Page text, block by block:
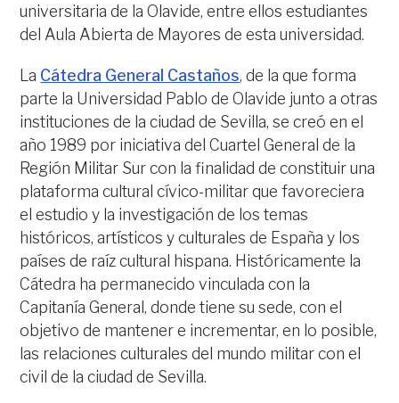
universitaria de la Olavide, entre ellos estudiantes
del Aula Abierta de Mayores de esta universidad.
La Cátedra General Castaños, de la que forma
parte la Universidad Pablo de Olavide junto a otras
instituciones de la ciudad de Sevilla, se creó en el
año 1989 por iniciativa del Cuartel General de la
Región Militar Sur con la finalidad de constituir una
plataforma cultural cívico-militar que favoreciera
el estudio y la investigación de los temas
históricos, artísticos y culturales de España y los
países de raíz cultural hispana. Históricamente la
Cátedra ha permanecido vinculada con la
Capitanía General, donde tiene su sede, con el
objetivo de mantener e incrementar, en lo posible,
las relaciones culturales del mundo militar con el
civil de la ciudad de Sevilla.